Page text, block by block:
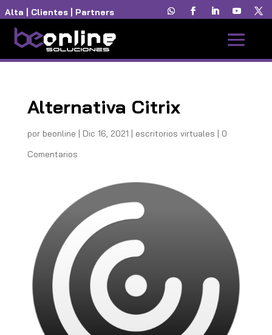
Alta Clientes Partners
Alternativa Citrix
por beonline | Dic 16, 2021 | escritorios virtuales | 0
Comentarios